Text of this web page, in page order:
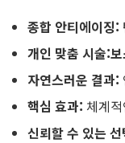
종합 안티에이징:
개인 맞춤 시술:
자연스러운 결과:
핵심 효과: 체계적
신뢰할 수 있는